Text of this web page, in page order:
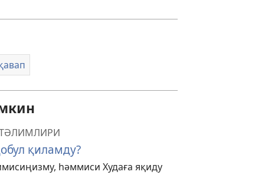
қиламду?
һәммиси Худаға яқиду